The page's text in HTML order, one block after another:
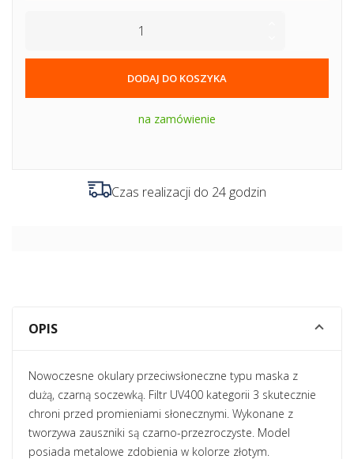
DODAJ DO KOSZYKA
na zamówienie
Czas realizacji do 24 godzin
OPIS
Nowoczesne okulary przeciwsłoneczne typu maska z
dużą, czarną soczewką. Filtr UV400 kategorii 3 skutecznie
chroni przed promieniami słonecznymi. Wykonane z
tworzywa zauszniki są czarno-przezroczyste. Model
posiada metalowe zdobienia w kolorze złotym.